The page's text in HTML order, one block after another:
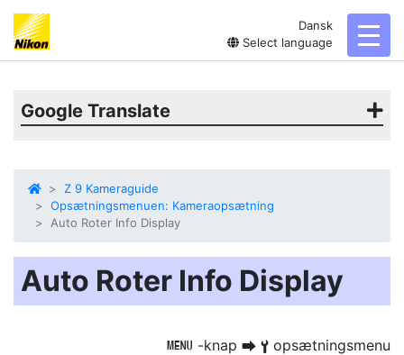
Dansk
Select language
Google Translate
Z 9 Kameraguide
Opsætningsmenuen: Kameraopsætning
Auto Roter Info Display
Auto Roter Info Display
G -knap U B opsætningsmenu